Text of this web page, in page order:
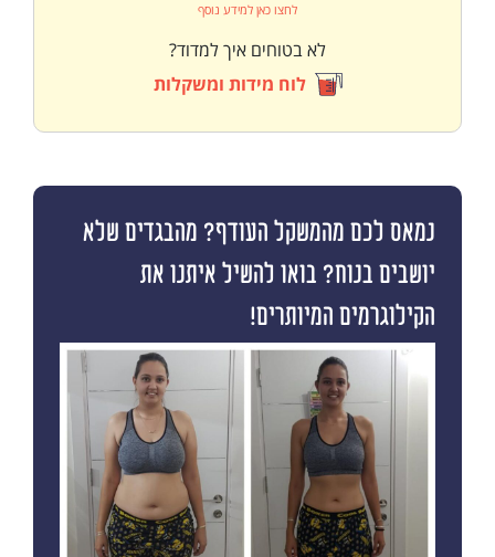
לחצו כאן למידע נוסף
לא בטוחים איך למדוד?
לוח מידות ומשקלות
נמאס לכם מהמשקל העודף? מהבגדים שלא
יושבים בנוח? בואו להשיל איתנו את
הקילוגרמים המיותרים!